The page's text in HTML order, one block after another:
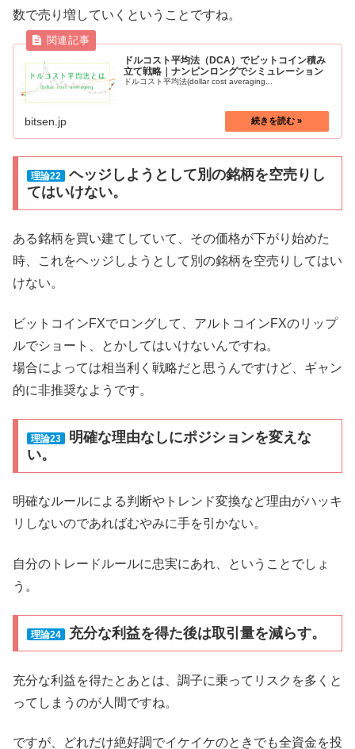
数で売り増していくということですね。
ドルコスト平均法（DCA）でビットコイン積み
立て戦略｜ナンピンロングでシミュレーション
ドルコスト平均法(dollar cost averaging...
bitsen.jp
理論22 ヘッジしようとして別の銘柄を空売りし
てはいけない。
ある銘柄を買い建てしていて、その価格が下がり始めた
時、これをヘッジしようとして別の銘柄を空売りしてはい
けない。
ビットコインFXでロングして、アルトコインFXのリップ
ルでショート、とかしてはいけないんですね。
場合によっては相当利く戦略だと思うんですけど、ギャン
的に非推奨なようです。
理論23 明確な理由なしにポジションを変えな
い。
明確なルールによる判断やトレンド変換など理由がハッキ
リしないのであればむやみに手を引かない。
自分のトレードルールに忠実にあれ、ということでしょ
う。
理論24 充分な利益を得た後は取引量を減らす。
充分な利益を得たとあとは、調子に乗ってリスクを多くと
ってしまうのが人間ですね。
ですが、どれだけ絶好調でイケイケのときでも全資金を投